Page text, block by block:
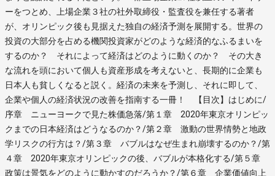
ーをつとめ、上場企業３社の社外取締役・監査役を兼任する著者
が、オリンピック後も見据えた独自の経済予測を展開する。世界の
投資の大部分を占める機関投資家がどのような経済的なふるまいを
するのか？ それによって経済はどのように動くのか？ その大き
な流れを頭において個人も資産形成を考えないと、長期的に企業も
日本人も貧しくなると説く。経済の未来を予測し、それに即して、
企業や個人の経済状況の改善を指南する一冊！ 【目次】はじめに/
序章 ニューヨークで見た株価急落/第１章 2020年東京オリンピッ
クまでの日本経済はどうなるのか？/第２章 激動の世界情勢と地政
学リスクの行方は？/第３章 バブルはなぜ生まれ崩壊するのか？/第
４章 2020年東京オリンピックの後、バブルが本格化する/第５章
政策は景気をどのように動かすのだろうか？/第６章 企業価値向上